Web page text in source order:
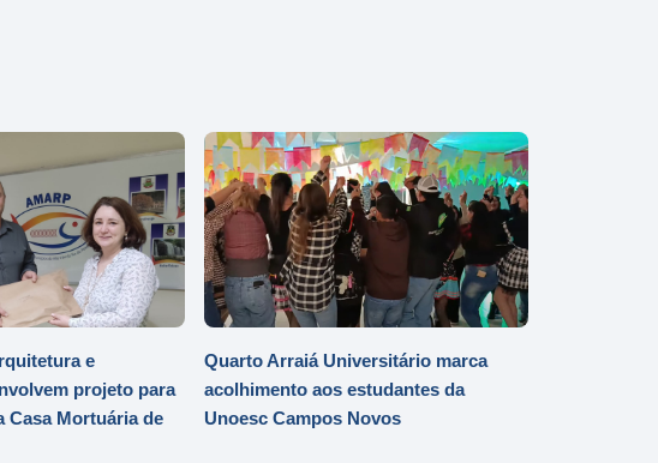
e
projeto para
Casa Mortuária de
Quarto Arraiá Universitário marca
acolhimento aos estudantes da
Unoesc Campos Novos